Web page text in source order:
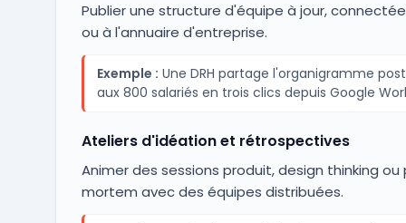
Publier une structure d'équipe à jour, connectée
ou à l'annuaire d'entreprise.
Exemple : Une DRH partage l'organigramme
aux 800 salariés en trois clics depuis Google
Ateliers d'idéation et rétrospectives
Animer des sessions produit, design thinking
mortem avec des équipes distribuées.